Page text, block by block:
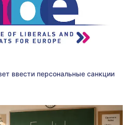
ввести персональные санкции